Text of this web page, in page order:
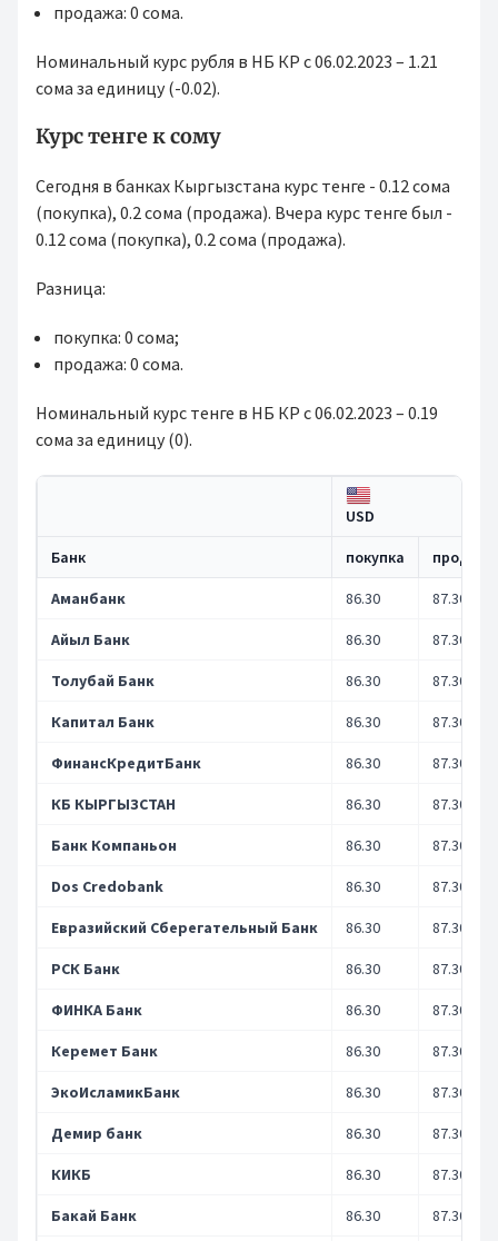
продажа: 0 сома.
Номинальный курс рубля в НБ КР с 06.02.2023 – 1.21
сома за единицу (-0.02).
Курс тенге к сому
Сегодня в банках Кыргызстана курс тенге - 0.12 сома
(покупка), 0.2 сома (продажа). Вчера курс тенге был -
0.12 сома (покупка), 0.2 сома (продажа).
Разница:
покупка: 0 сома;
продажа: 0 сома.
Номинальный курс тенге в НБ КР с 06.02.2023 – 0.19
сома за единицу (0).
USD
Банк покупка продажа
Аманбанк 86.30 87.30
Айыл Банк 86.30 87.30
Толубай Банк 86.30 87.30
Капитал Банк 86.30 87.30
ФинансКредитБанк 86.30 87.30
КБ КЫРГЫЗСТАН 86.30 87.30
Банк Компаньон 86.30 87.30
Dos Credobank 86.30 87.30
Евразийский Сберегательный Банк 86.30 87.30
РСК Банк 86.30 87.30
ФИНКА Банк 86.30 87.30
Керемет Банк 86.30 87.30
ЭкоИсламикБанк 86.30 87.30
Демир банк 86.30 87.30
КИКБ 86.30 87.30
Бакай Банк 86.30 87.30